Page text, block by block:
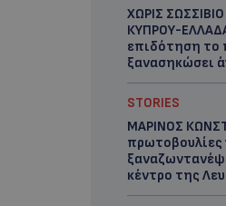
ΧΩΡΙΣ
ΚΥΠΡΟΥ-
επιδότηση το
ξανασηκώσει
STORIES
ΜΑΡΙΝΟΣ
πρωτοβουλίες
κέντρο της